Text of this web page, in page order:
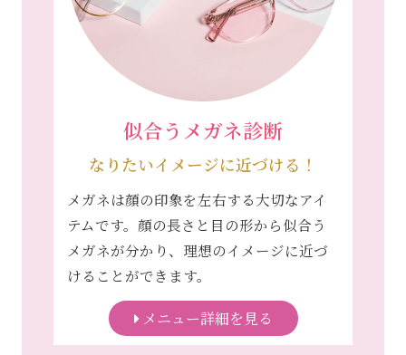
似合うメガネ診断
なりたいイメージに近づける！
メガネは顔の印象を左右する大切なアイ
テムです。顔の長さと目の形から似合う
メガネが分かり、理想のイメージに近づ
けることができます。
メニュー詳細を見る